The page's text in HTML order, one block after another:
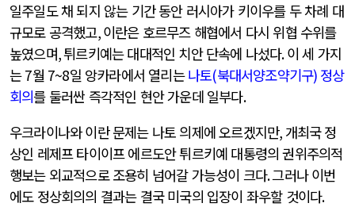
일주일도 채 되지 않는 기간 동안 러시아가 키이우를 두 차례 대
규모로 공격했고,이란은 호르무즈 해협에서 다시 위협 수위를
높였으며,튀르키예는 대대적인 치안 단속에 나섰다.이 세 가지
는7월 7~8일 앙카라에서 열리는나토(북대서양조약기구) 정상
회의를 둘러싼 즉각적인 현안 가운데 일부다.
우크라이나와 이란 문제는 나토 의제에 오르겠지만, 개최국 정
상인 레제프 타이이프 에르도안 튀르키예 대통령의 권위주의적
행보는 외교적으로 조용히 넘어갈 가능성이 크다.그러나 이번
에도 정상회의의 결과는 결국 미국의 입장이 좌우할 것이다.